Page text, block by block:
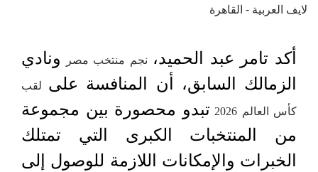
لايف العربية - القاهرة
أكد تامر عبد الحميد، نجم منتخب مصر
ونادي
الزمالك السابق، أن المنافسة على لقب
كأس العالم 2026
تبدو محصورة بين مجموعة
من المنتخبات الكبرى التي تمتلك
الخبرات والإمكانات اللازمة للوصول إلى